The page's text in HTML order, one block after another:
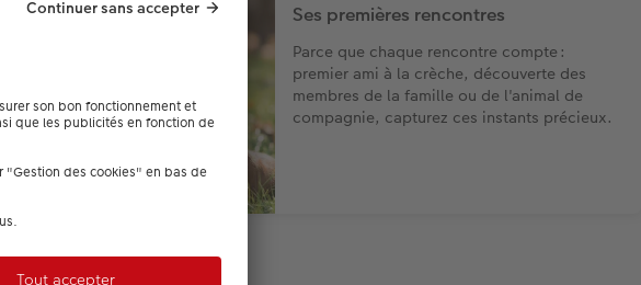
Ses premières rencontres
Parce que chaque rencontre compte :
premier ami à la crèche, découverte des
membres de la famille ou de l'animal de
compagnie, capturez ces instants précieux.